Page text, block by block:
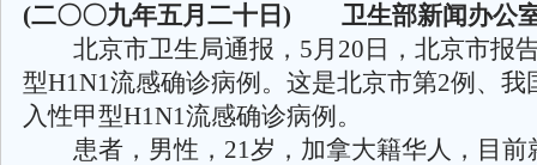
(二〇〇九年五月二十日)
卫生部新闻办公
北京市卫生局通报，5月20日，北京市报
型H1N1流感确诊病例。这是北京市第2例、我
入性甲型H1N1流感确诊病例。
患者，男性，21岁，加拿大籍华人，目前